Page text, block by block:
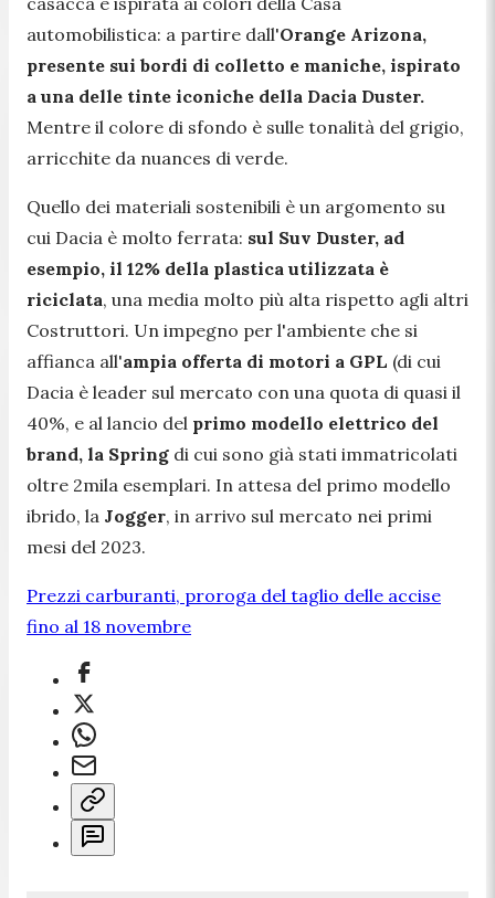
automobilistica: a partire dall'Orange Arizona,
presente sui bordi di colletto e maniche, ispirato
a una delle tinte iconiche della Dacia Duster.
Mentre il colore di sfondo è sulle tonalità del grigio,
arricchite da nuances di verde.
Quello dei materiali sostenibili è un argomento su
cui Dacia è molto ferrata: sul Suv Duster, ad
esempio, il 12% della plastica utilizzata è
riciclata, una media molto più alta rispetto agli altri
Costruttori. Un impegno per l'ambiente che si
affianca all'ampia offerta di motori a GPL (di cui
Dacia è leader sul mercato con una quota di quasi il
40%, e al lancio del primo modello elettrico del
brand, la Spring di cui sono già stati immatricolati
oltre 2mila esemplari. In attesa del primo modello
ibrido, la Jogger, in arrivo sul mercato nei primi
mesi del 2023.
Prezzi carburanti, proroga del taglio delle accise
fino al 18 novembre